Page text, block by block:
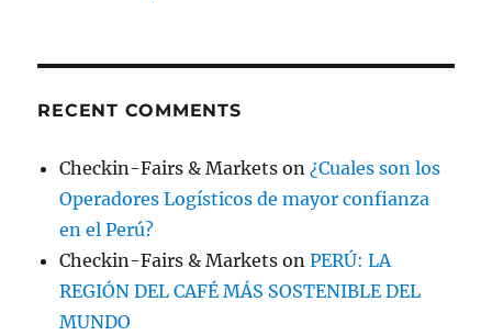
RECENT COMMENTS
Checkin-Fairs & Markets on¿Cuales son los
Operadores Logísticos de mayor confianza
en el Perú?
Checkin-Fairs & Markets onPERÚ: LA
REGIÓN DEL CAFÉ MÁS SOSTENIBLE DEL
MUNDO